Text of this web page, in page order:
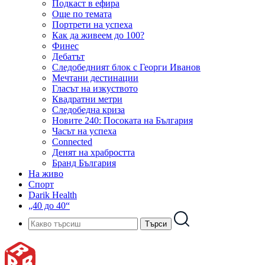
Подкаст в ефира
Още по темата
Портрети на успеха
Как да живеем до 100?
Финес
Дебатът
Следобедният блок с Георги Иванов
Мечтани дестинации
Гласът на изкуството
Квадратни метри
Следобедна криза
Новите 240: Посоката на България
Часът на успеха
Connected
Денят на храбростта
Бранд България
На живо
Спорт
Darik Health
„40 до 40“